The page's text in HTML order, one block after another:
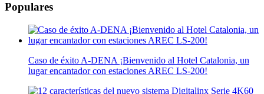
Populares
Caso de éxito A-DENA ¡Bienvenido al Hotel Catalonia, un
lugar encantador con estaciones AREC LS-200!